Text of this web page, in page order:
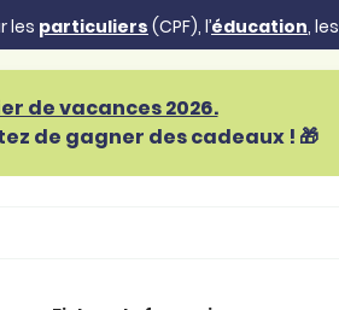
les particuliers (CPF), l’éducation, les
de vacances 2026.
de gagner des cadeaux ! 🎁